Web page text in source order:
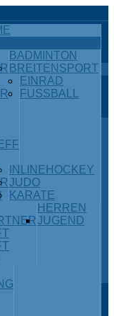
BADMINTON
BREITENSPORT
EINRAD
FUSSBALL
HERREN
JUGEND
INLINEHOCKEY
JUDO
KARATE